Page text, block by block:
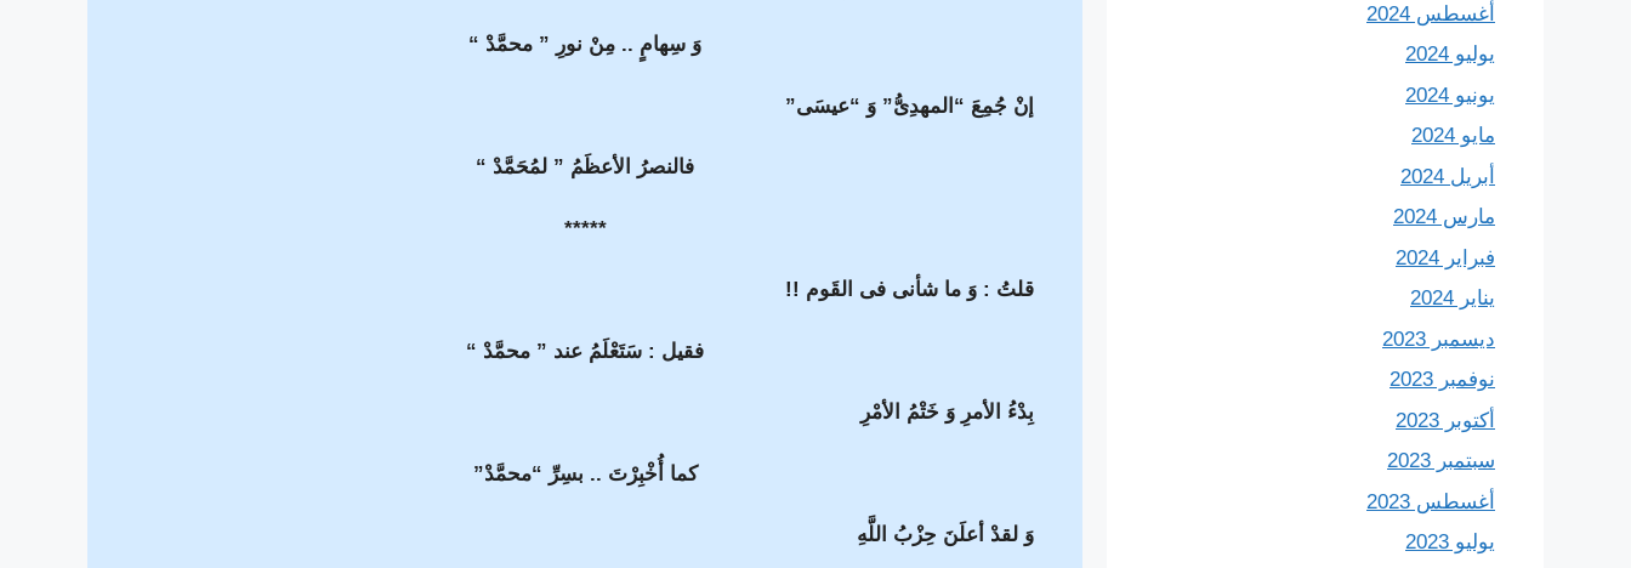
وَ سِهامٍ .. مِنْ نورِ ” محمَّدْ “
إنْ جُمِعَ “المهدِىُّ” وَ “عيسَى”
فالنصرُ الأعظَمُ ” لمُحَمَّدْ “
*****
قلتُ : وَ ما شأنى فى القَوم !!
فقيل : سَتَعْلَمُ عند ” محمَّدْ “
بِدْءُ الأمرِ وَ خَتْمُ الأمْرِ
كما أُخْبِرْتَ .. بسِرِّ “محمَّدْ”
وَ لقدْ أعلَنَ حِزْبُ اللَّهِ
أغسطس 2024
يوليو 2024
يونيو 2024
مايو 2024
أبريل 2024
مارس 2024
فبراير 2024
يناير 2024
ديسمبر 2023
نوفمبر 2023
أكتوبر 2023
سبتمبر 2023
أغسطس 2023
يوليو 2023